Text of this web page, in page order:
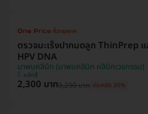
ตรวจมะเร็งปากมดลูก ThinPrep แ
HPV DNA
มาพบคลินิก (มาพบคลินิก คลินิกเวชกรรม)
หลักสี่
2,300 บาท3,290 บาท ประหยัด 30%